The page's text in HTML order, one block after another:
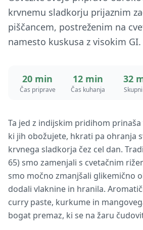
krvnemu sladkorju prijaznim
piščancem, postreženim na
namesto kuskusa z visokim GI.
20 min
Čas priprave
12 min
Čas kuhanja
32
Ta jed z indijskim pridihom prinaša
ki jih obožujete, hkrati pa ohranja
krvnega sladkorja čez cel dan.
65) smo zamenjali s cvetačnim
smo močno zmanjšali glikemično
dodali vlaknine in hranila.
curry paste, kurkume in
bogat premaz, ki se na žaru